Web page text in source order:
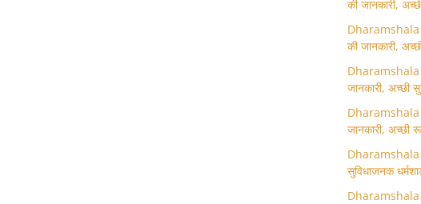
की जानकारी,
Dharamshala
की जानकारी,
Dharamshala
जानकारी, अच्छी
Dharamshala
जानकारी, अच्छी
Dharamshala
सुविधाजनक
Dharamshala